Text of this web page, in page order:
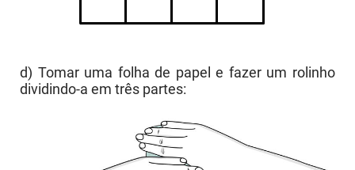
d) Tomar uma folha de papel e fazer um rolinho
dividindo-a em três partes: